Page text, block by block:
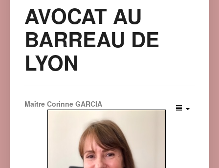
AVOCAT AU
BARREAU DE
LYON
Maître Corinne GARCIA